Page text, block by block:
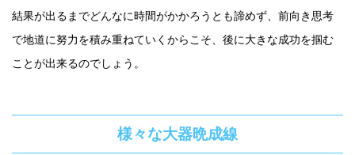
結果が出るまでどんなに時間がかかろうとも諦めず、前向き思考
で地道に努力を積み重ねていくからこそ、後に大きな成功を掴む
ことが出来るのでしょう。
様々な大器晩成線